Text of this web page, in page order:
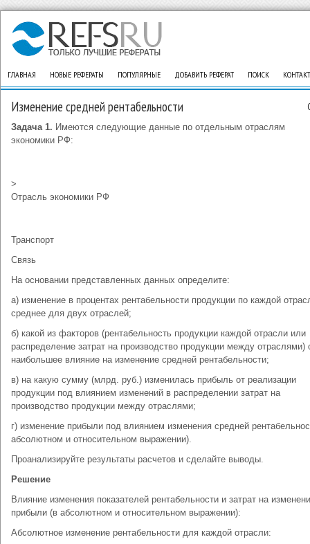
ГЛАВНАЯ НОВЫЕ РЕФЕРАТЫ ПОПУЛЯРНЫЕ ДОБАВИТЬ РЕФЕРАТ ПОИСК
Изменение средней рентабельности
Задача 1. Имеются следующие данные по отдельным отраслям
экономики РФ:
>
Отрасль экономики РФ
Транспорт
Связь
На основании представленных данных определите:
а) изменение в процентах рентабельности продукции по каждой
среднее для двух отраслей;
б) какой из факторов (рентабельность продукции каждой отрасли или
распределение затрат на производство продукции между отраслями)
наибольшее влияние на изменение средней рентабельности;
в) на какую сумму (млрд. руб.) изменилась прибыль от реализации
продукции под влиянием изменений в распределении затрат на
производство продукции между отраслями;
г) изменение прибыли под влиянием изменения средней
абсолютном и относительном выражении).
Проанализируйте результаты расчетов и сделайте выводы.
Решение
Влияние изменения показателей рентабельности и затрат на
прибыли (в абсолютном и относительном выражении):
Абсолютное изменение рентабельности для каждой отрасли: